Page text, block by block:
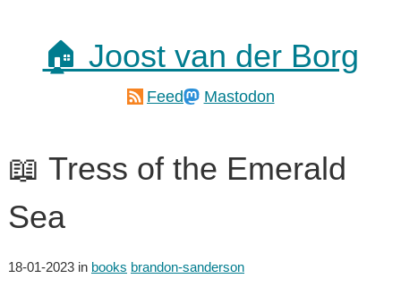
🏠 Joost van der Borg
Feed Mastodon
📖 Tress of the Emerald
Sea
18-01-2023 in books brandon-sanderson